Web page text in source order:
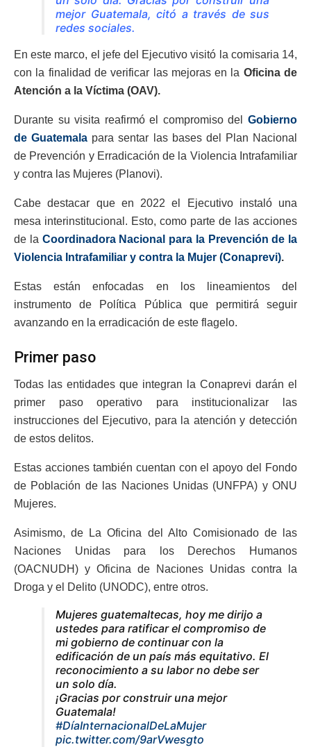
mejor Guatemala, citó a través de sus
redes sociales.
En este marco, el jefe del Ejecutivo visitó la comisaria 14,
con la finalidad de verificar las mejoras en la Oficina de
Atención a la Víctima (OAV).
Durante su visita reafirmó el compromiso del Gobierno
de Guatemala para sentar las bases del Plan Nacional
de Prevención y Erradicación de la Violencia Intrafamiliar
y contra las Mujeres (Planovi).
Cabe destacar que en 2022 el Ejecutivo instaló una
mesa interinstitucional. Esto, como parte de las acciones
de la Coordinadora Nacional para la Prevención de la
Violencia Intrafamiliar y contra la Mujer (Conaprevi).
Estas están enfocadas en los lineamientos del
instrumento de Política Pública que permitirá seguir
avanzando en la erradicación de este flagelo.
Primer paso
Todas las entidades que integran la Conaprevi darán el
primer paso operativo para institucionalizar las
instrucciones del Ejecutivo, para la atención y detección
de estos delitos.
Estas acciones también cuentan con el apoyo del Fondo
de Población de las Naciones Unidas (UNFPA) y ONU
Mujeres.
Asimismo, de La Oficina del Alto Comisionado de las
Naciones Unidas para los Derechos Humanos
(OACNUDH) y Oficina de Naciones Unidas contra la
Droga y el Delito (UNODC), entre otros.
Mujeres guatemaltecas, hoy me dirijo a
ustedes para ratificar el compromiso de
mi gobierno de continuar con la
edificación de un país más equitativo. El
reconocimiento a su labor no debe ser
un solo día.
¡Gracias por construir una mejor
Guatemala!
#DíaInternacionalDeLaMujer
pic.twitter.com/9arVwesgto